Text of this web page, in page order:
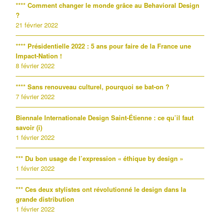
**** Comment changer le monde grâce au Behavioral Design
?
21 février 2022
**** Présidentielle 2022 : 5 ans pour faire de la France une
Impact-Nation !
8 février 2022
**** Sans renouveau culturel, pourquoi se bat-on ?
7 février 2022
Biennale Internationale Design Saint-Étienne : ce qu’il faut
savoir (i)
1 février 2022
*** Du bon usage de l’expression « éthique by design »
1 février 2022
*** Ces deux stylistes ont révolutionné le design dans la
grande distribution
1 février 2022